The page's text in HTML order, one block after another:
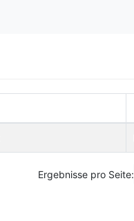
Ergebnisse pro Seite: